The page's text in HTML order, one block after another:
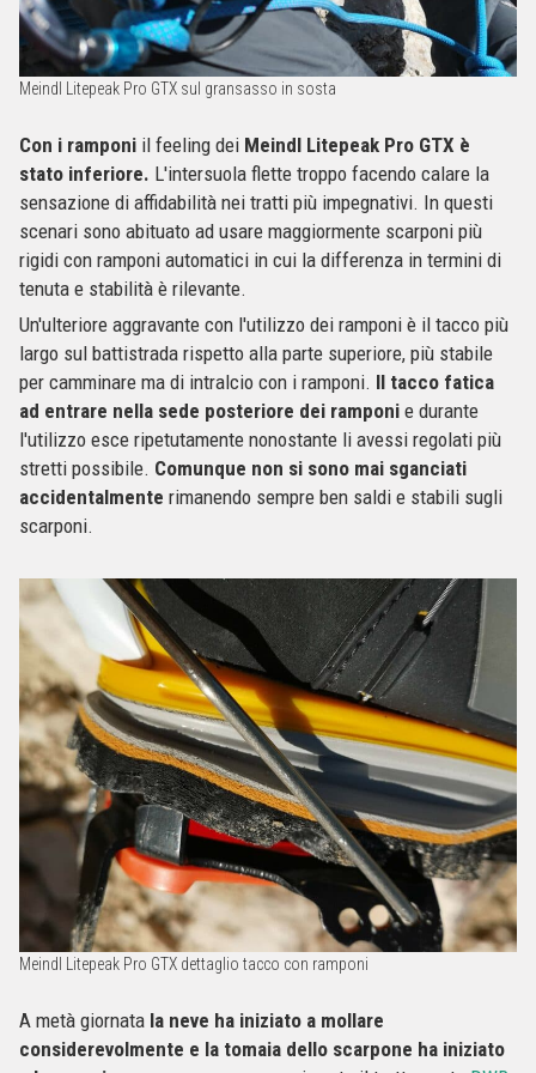
Meindl Litepeak Pro GTX sul gransasso in sosta
Con i ramponi il feeling dei Meindl Litepeak Pro GTX è
stato inferiore. L'intersuola flette troppo facendo calare la
sensazione di affidabilità nei tratti più impegnativi. In questi
scenari sono abituato ad usare maggiormente scarponi più
rigidi con ramponi automatici in cui la differenza in termini di
tenuta e stabilità è rilevante.
Un'ulteriore aggravante con l'utilizzo dei ramponi è il tacco più
largo sul battistrada rispetto alla parte superiore, più stabile
per camminare ma di intralcio con i ramponi. Il tacco fatica
ad entrare nella sede posteriore dei ramponi e durante
l'utilizzo esce ripetutamente nonostante li avessi regolati più
stretti possibile. Comunque non si sono mai sganciati
accidentalmente rimanendo sempre ben saldi e stabili sugli
scarponi.
Meindl Litepeak Pro GTX dettaglio tacco con ramponi
A metà giornata la neve ha iniziato a mollare
considerevolmente e la tomaia dello scarpone ha iniziato